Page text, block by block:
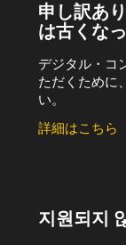
申し訳あ
は古くな
デジタル・コ
ただくために
い。
詳細はこちら
지원되지